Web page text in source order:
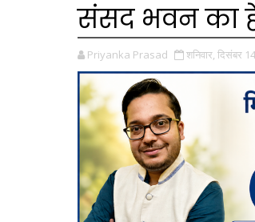
संसद भवन का
Priyanka Prasad शनिवार, दिसंबर